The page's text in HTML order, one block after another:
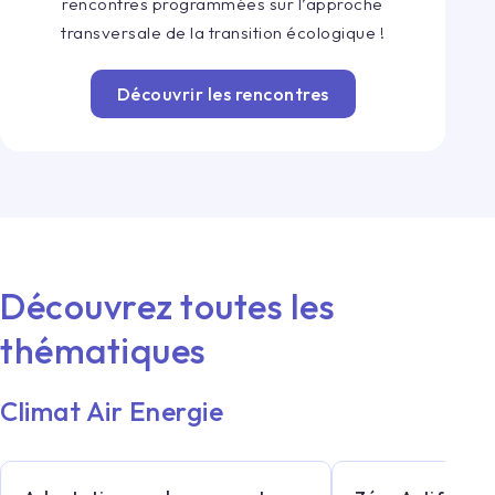
rencontres programmées sur l’approche
transversale de la transition écologique !
Découvrir les rencontres
Découvrez toutes les
thématiques
Climat Air Energie